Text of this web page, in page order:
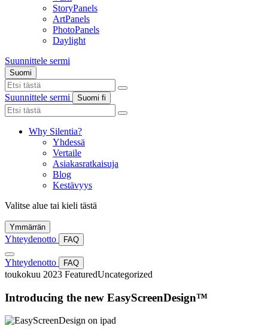
StoryPanels
ArtPanels
PhotoPanels
Daylight
Suunnittele sermi
Suomi
Search
here
Suunnittele sermi Suomi fi
Search
here
Why Silentia?
Yhdessä
Vertaile
Asiakasratkaisuja
Blog
Kestävyys
Valitse alue tai kieli tästä
Ymmärrän
Yhteydenotto FAQ
Yhteydenotto FAQ
toukokuu 2023 FeaturedUncategorized
Introducing the new EasyScreenDesign™